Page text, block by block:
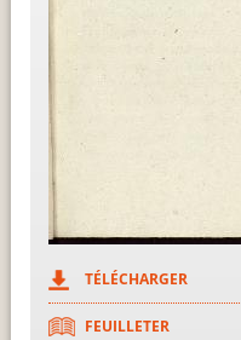
TÉLÉCHARGER
FEUILLETER